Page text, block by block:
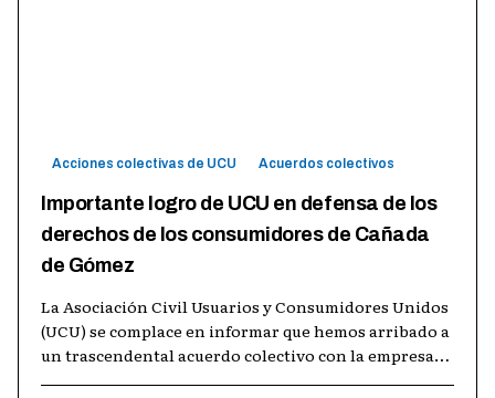
Acciones colectivas de UCU Acuerdos colectivos
Importante logro de UCU en defensa de los
derechos de los consumidores de Cañada
de Gómez
La Asociación Civil Usuarios y Consumidores Unidos
(UCU) se complace en informar que hemos arribado a
un trascendental acuerdo colectivo con la empresa